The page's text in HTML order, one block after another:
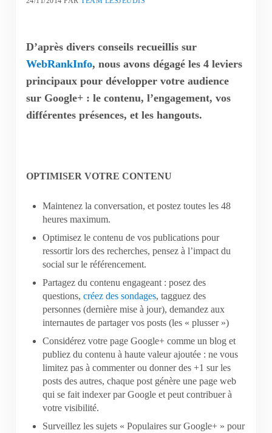
D’après divers conseils recueillis sur
WebRankInfo, nous avons dégagé les 4 leviers
principaux pour développer votre audience
sur Google+ : le contenu, l’engagement, vos
différentes présences, et les hangouts.
OPTIMISER VOTRE CONTENU
Maintenez la conversation, et postez toutes les 48
heures maximum.
Optimisez le contenu de vos publications pour
ressortir lors des recherches, pensez à l’impact du
social sur le référencement.
Partagez du contenu engageant : posez des
questions,créez des sondages, tagguez des
personnes (dernière mise à jour), demandez aux
internautes de partager vos posts (les « plusser »)
Considérez votre page Google+ comme un blog et
publiez du contenu à haute valeur ajoutée : ne vous
limitez pas à commenter ou donner des +1 sur les
posts des autres, chaque post génère une page web
qui se fait indexer par Google et peut contribuer à
votre visibilité.
Surveillez les sujets « Populaires sur Google+ » pour